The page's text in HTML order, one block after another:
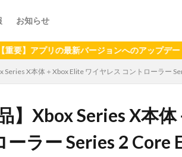
お知らせ
プリの最新バージョンへのアップデートをお
Series X本体＋Xbox Elite ワイヤレス コントローラー
】Xbox Series X本
ラー Series 2 Core